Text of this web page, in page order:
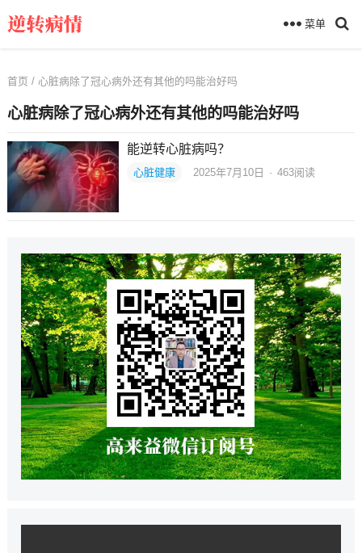
菜单
首页 / 心脏病除了冠心病外还有其他的吗能治好吗
心脏病除了冠心病外还有其他的吗能治好吗
能逆转心脏病吗？
心脏健康 2025年7月10日 · 463阅读